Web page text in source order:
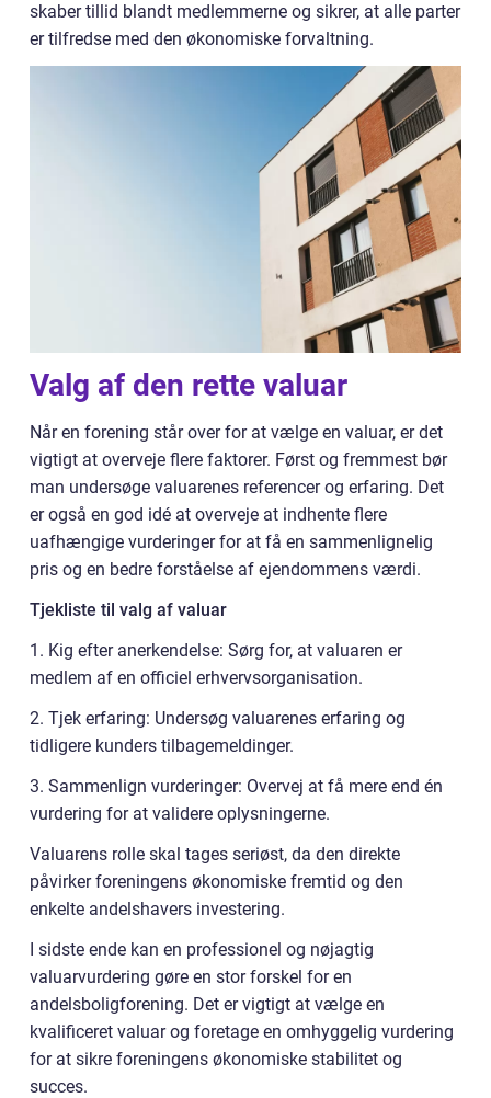
skaber tillid blandt medlemmerne og sikrer, at alle parter
er tilfredse med den økonomiske forvaltning.
Valg af den rette valuar
Når en forening står over for at vælge en valuar, er det
vigtigt at overveje flere faktorer. Først og fremmest bør
man undersøge valuarenes referencer og erfaring. Det
er også en god idé at overveje at indhente flere
uafhængige vurderinger for at få en sammenlignelig
pris og en bedre forståelse af ejendommens værdi.
Tjekliste til valg af valuar
1. Kig efter anerkendelse: Sørg for, at valuaren er
medlem af en officiel erhvervsorganisation.
2. Tjek erfaring: Undersøg valuarenes erfaring og
tidligere kunders tilbagemeldinger.
3. Sammenlign vurderinger: Overvej at få mere end én
vurdering for at validere oplysningerne.
Valuarens rolle skal tages seriøst, da den direkte
påvirker foreningens økonomiske fremtid og den
enkelte andelshavers investering.
I sidste ende kan en professionel og nøjagtig
valuarvurdering gøre en stor forskel for en
andelsboligforening. Det er vigtigt at vælge en
kvalificeret valuar og foretage en omhyggelig vurdering
for at sikre foreningens økonomiske stabilitet og
succes.